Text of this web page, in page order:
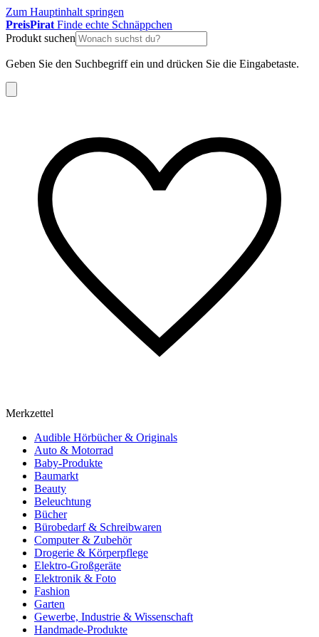
Zum Hauptinhalt springen
PreisPirat Finde echte Schnäppchen
Produkt suchen
Geben Sie den Suchbegriff ein und drücken Sie die Eingabetaste.
Merkzettel
Audible Hörbücher & Originals
Auto & Motorrad
Baby-Produkte
Baumarkt
Beauty
Beleuchtung
Bücher
Bürobedarf & Schreibwaren
Computer & Zubehör
Drogerie & Körperpflege
Elektro-Großgeräte
Elektronik & Foto
Fashion
Garten
Gewerbe, Industrie & Wissenschaft
Handmade-Produkte